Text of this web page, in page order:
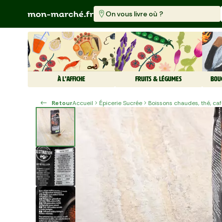
On vous livre où ?
À L'AFFICHE FRUITS & LÉGUMES
RetourAccueil Épicerie Sucrée Boissons chaudes, thé,